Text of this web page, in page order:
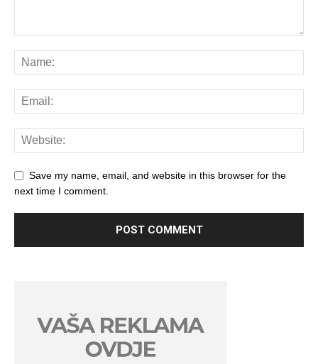
Save my name, email, and website in this browser for the
next time I comment.